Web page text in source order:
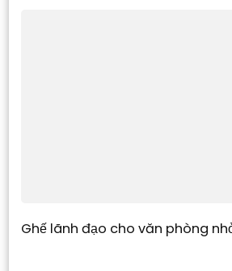
Ghế lãnh đạo cho văn phòng